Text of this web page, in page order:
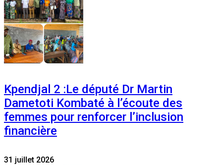
Kpendjal 2 :Le député Dr Martin
Dametoti Kombaté à l’écoute des
femmes pour renforcer l’inclusion
financière
31 juillet 2026